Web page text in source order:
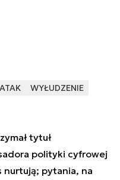
WYŁUDZENIE
tytuł
polityki cyfrowej
nurtują; pytania, na